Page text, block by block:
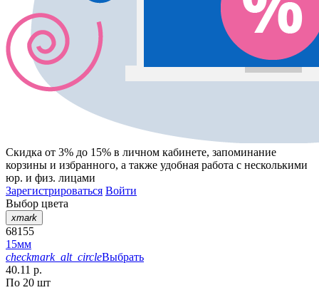
Скидка от 3% до 15% в личном кабинете, запоминание
корзины и избранного, а также удобная работа с несколькими
юр. и физ. лицами
Зарегистрироваться Войти
Выбор цвета
xmark
68155
15мм
checkmark_alt_circleВыбрать
40.11 р.
По 20 шт